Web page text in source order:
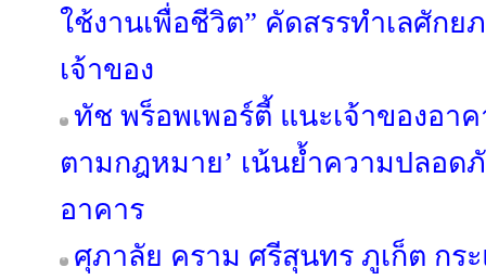
ใช้งานเพื่อชีวิต” คัดสรรทำเลศักย
เจ้าของ
ทัช พร็อพเพอร์ตี้ แนะเจ้าของอา
ตามกฎหมาย’ เน้นย้ำความปลอด
อาคาร
ศุภาลัย คราม ศรีสุนทร ภูเก็ต กร